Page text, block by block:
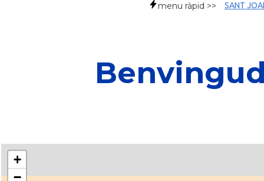
menu ràpid >> SANT
+
−